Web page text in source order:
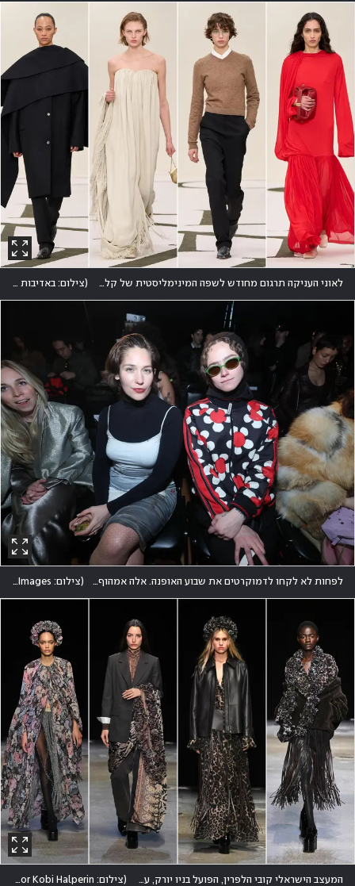
לאוני העניקה תרגום מחודש לשפה המינימליסטית של קליין משנות ה-90, עם שמלות ערב ובגדי יום נחשקים (צילום: באדיבות קלווין קליין CK
לפחות לא לקחו לדמוקרטים את שבוע האופנה. אלה אמהוף, בתה החורגת של קמלה האריס, בתצוגה של טיילר מגיווארי (צילום: Rob Kim/Getty Images
המעצב הישראלי קובי הלפרין, הפועל בניו יורק, עם קולקציה אלגנטית ונינוחה, עשירה בהדפסים וטקסטורות (צילום: Bryan Bedder/Getty Images for Kobi Halperin